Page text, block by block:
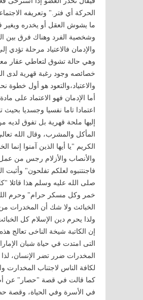
الحركة أي فتر." وتعريفه
ما يشوش العقل أو يخدره ويغير
وشخصية الفرد وهناك فرق بين
والإدمان فالاعتياد مرحلة تؤدي
وهي حالة تشوق لتعاطي عقار
خصائصه وجود رغبة قهرية لدى
والاعتياد،والتعود هو أول خطوة
أما الإدمان فهو الاعتماد على
اعتمادا تاما نفسيا وجسديا بحيث
إليها ملحة قهرية بل تفوق لديه
المأكل والمشرب، وقال الله
الكريم "يا أيها الذين آمنوا إنما
والأنصاب والأزلام رجس من
فاجنتنبوه لعلكم تفلحون" وأثبت
صلى الله عليه وسلم هذا قائلا
خمر وكل مسكر حرام" وحرم
الخبائث ولا شك أن المخدرات
ولذا يحرم دين الإسلام كل
إن الكاتبة شيخة الناخى تعالج
التى امتدت في حياة شبان
المخدرات ضرر تضر الإنسان، لذا
لكافة الناس لاجتناب المخدارت
كما قالت في قصة "حصار" عن
في الأسرة وفي الحياة، وقصة